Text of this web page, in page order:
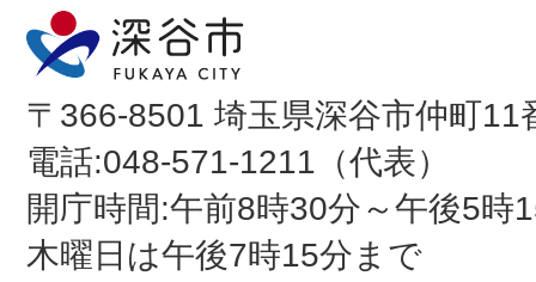
〒366-8501 埼玉県深谷市仲町11
電話:048-571-1211（代表）
開庁時間:午前8時30分～午後5時
木曜日は午後7時15分まで